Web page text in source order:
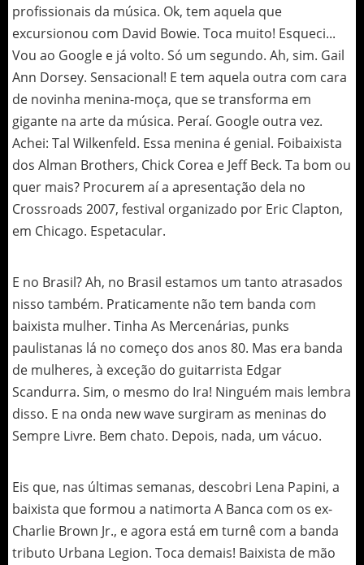
profissionais da música. Ok, tem aquela que
excursionou com David Bowie. Toca muito! Esqueci...
Vou ao Google e já volto. Só um segundo. Ah, sim. Gail
Ann Dorsey. Sensacional! E tem aquela outra com cara
de novinha menina-moça, que se transforma em
gigante na arte da música. Peraí. Google outra vez.
Achei: Tal Wilkenfeld. Essa menina é genial. Foibaixista
dos Alman Brothers, Chick Corea e Jeff Beck. Ta bom ou
quer mais? Procurem aí a apresentação dela no
Crossroads 2007, festival organizado por Eric Clapton,
em Chicago. Espetacular.
E no Brasil? Ah, no Brasil estamos um tanto atrasados
nisso também. Praticamente não tem banda com
baixista mulher. Tinha As Mercenárias, punks
paulistanas lá no começo dos anos 80. Mas era banda
de mulheres, à exceção do guitarrista Edgar
Scandurra. Sim, o mesmo do Ira! Ninguém mais lembra
disso. E na onda new wave surgiram as meninas do
Sempre Livre. Bem chato. Depois, nada, um vácuo.
Eis que, nas últimas semanas, descobri Lena Papini, a
baixista que formou a natimorta A Banca com os ex-
Charlie Brown Jr., e agora está em turnê com a banda
tributo Urbana Legion. Toca demais! Baixista de mão